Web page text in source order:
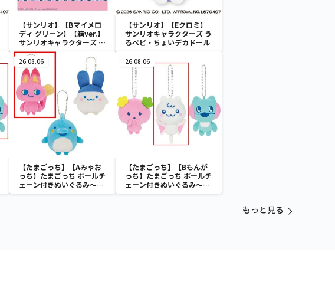
【サンリオ】【Bマイメロ
ディ グリーン】【箱ver.】
サンリオキャラクターズ お
おきなSOFVIMATES～マ
イメロディ マーメイドver.
～
【サンリオ】【Eクロミ】
サンリオキャラクターズ う
るベビ・ちょいデカドール
26.08.06
【たまごっち】【Aみゃお
っち】たまごっち ボールチ
ェーン付きぬいぐるみ～
Tamagotchi Paradise～
26.08.06
【たまごっち】【Bもんが
っち】たまごっち ボールチ
ェーン付きぬいぐるみ～
Tamagotchi Paradise～
もっと見る